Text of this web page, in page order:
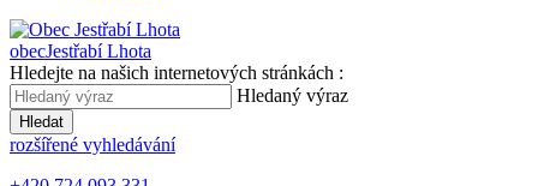
obecJestřabí Lhota
Hledejte na našich internetových stránkách :
Hledaný výraz
Hledat
rozšířené vyhledávání